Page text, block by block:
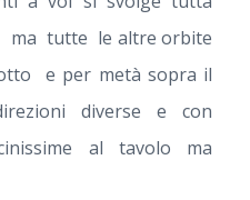
ma tutte le altre orbite
e per metà sopra il
diverse e con
al tavolo ma